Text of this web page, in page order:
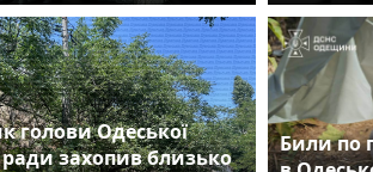
голови Одеської
ради захопив близько
Били по